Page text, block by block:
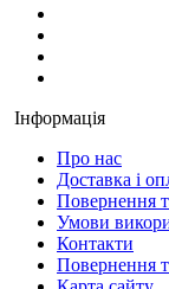
Інформація
Про нас
Доставка і
Повернення
Умови
Контакти
Повернення